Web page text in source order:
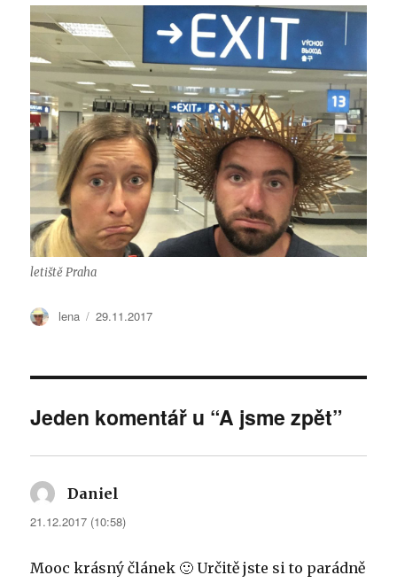
letiště Praha
Autor:
lena Publikováno:
29.11.2017
Jeden komentář u “A jsme zpět”
Daniel
21.12.2017 (10:58)
Mooc krásný článek 🙂 Určitě jste si to parádně